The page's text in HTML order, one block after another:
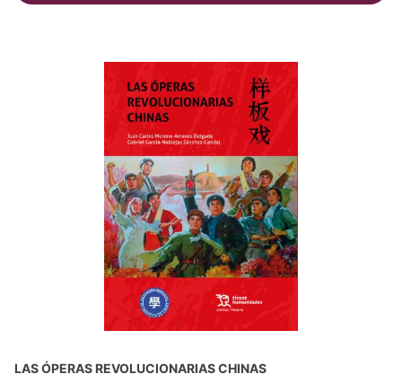
LAS ÓPERAS REVOLUCIONARIAS CHINAS